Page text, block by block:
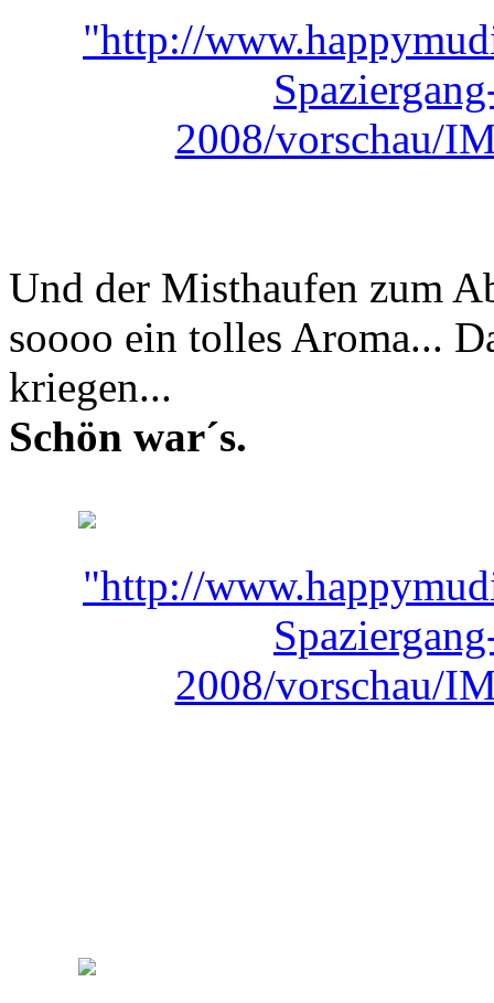
Und der Misthaufen zum
soooo ein tolles Aroma...
kriegen...
Schön war´s.